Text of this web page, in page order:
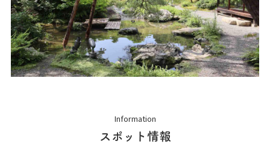
Information
スポット情報